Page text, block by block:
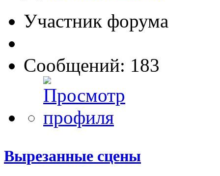
Участник форума
Сообщений: 183
Вырезанные сцены